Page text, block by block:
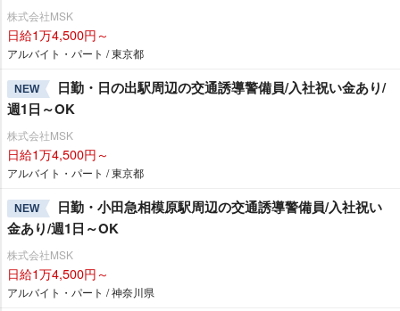
株式会社MSK
日給1万4,500円～
アルバイト・パート / 東京都
NEW
日勤・日の出駅周辺の交通誘導警備員/入社祝い金あり/
週1日～OK
株式会社MSK
日給1万4,500円～
アルバイト・パート / 東京都
NEW
日勤・小田急相模原駅周辺の交通誘導警備員/入社祝い
金あり/週1日～OK
株式会社MSK
日給1万4,500円～
アルバイト・パート / 神奈川県